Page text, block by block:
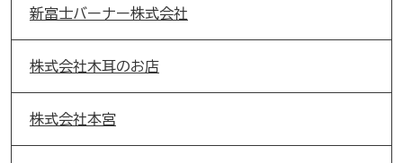
新富士バーナー株式会社
株式会社木耳のお店
株式会社本宮